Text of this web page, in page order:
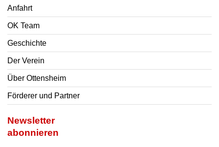
Anfahrt
OK Team
Geschichte
Der Verein
Über Ottensheim
Förderer und Partner
Newsletter
abonnieren